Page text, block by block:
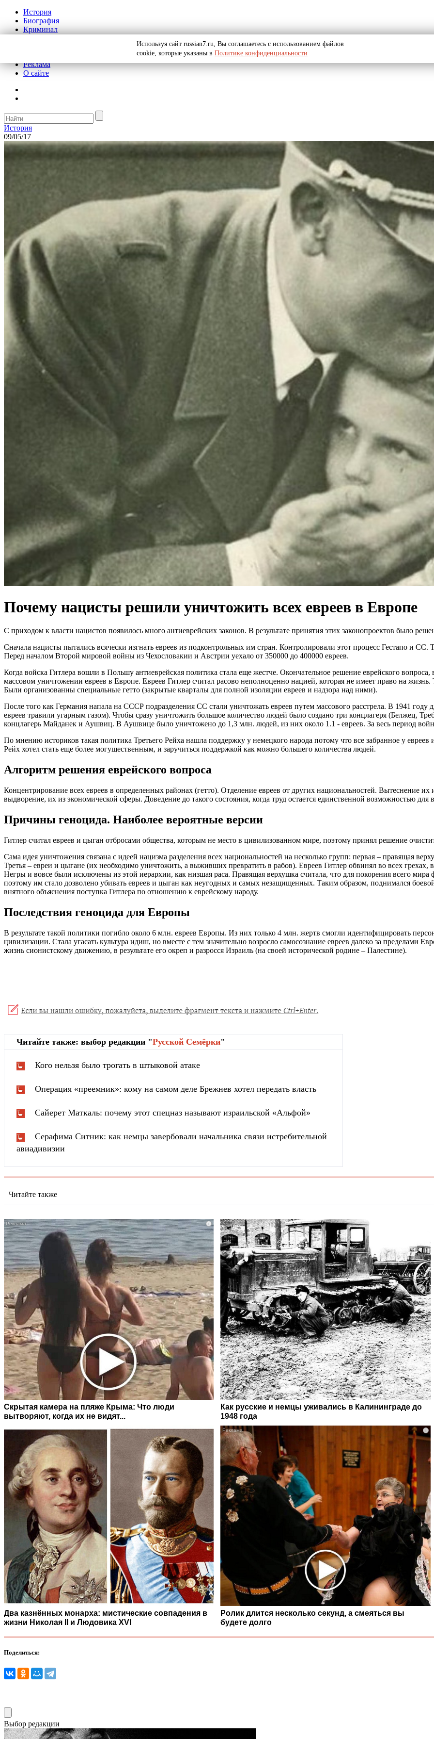
История
Биография
Криминал
Реклама
О сайте
История
09/05/17
Почему нацисты решили уничтожить всех евреев в Европе
С приходом к власти нацистов появилось много антиеврейских законов. В результате принятия этих законопроектов было
Сначала нацисты пытались всячески изгнать евреев из подконтрольных им стран. Контролировали этот процесс Гестапо и
Перед началом Второй мировой войны из Чехословакии и Австрии уехало от 350000 до 400000 евреев.
Когда войска Гитлера вошли в Польшу антиеврейская политика стала еще жестче. Окончательное решение еврейского
массовом уничтожении евреев в Европе. Евреев Гитлер считал расово неполноценно нацией, которая не имеет право на жизнь.
Были организованны специальные гетто (закрытые кварталы для полной изоляции евреев и надзора над ними).
После того как Германия напала на СССР подразделения СС стали уничтожать евреев путем массового расстрела. В 1941 году
евреев травили угарным газом). Чтобы сразу уничтожить большое количество людей было создано три концлагеря (Белжец,
концлагерь Майданек и Аушвиц. В Аушвице было уничтожено до 1,3 млн. людей, из них около 1.1 - евреев. За весь период
По мнению историков такая политика Третьего Рейха нашла поддержку у немецкого народа потому что все забранное у
Рейх хотел стать еще более могущественным, и заручиться поддержкой как можно большего количества людей.
Алгоритм решения еврейского вопроса
Концентрирование всех евреев в определенных районах (гетто). Отделение евреев от других национальностей. Вытеснение
выдворение, их из экономической сферы. Доведение до такого состояния, когда труд остается единственной возможностью
Причины геноцида. Наиболее вероятные версии
Гитлер считал евреев и цыган отбросами общества, которым не место в цивилизованном мире, поэтому принял решение
Сама идея уничтожения связана с идеей нацизма разделения всех национальностей на несколько групп: первая – правящая
Третья – евреи и цыгане (их необходимо уничтожить, а выживших превратить в рабов). Евреев Гитлер обвинял во всех
Негры и вовсе были исключены из этой иерархии, как низшая раса. Правящая верхушка считала, что для покорения всего
поэтому им стало дозволено убивать евреев и цыган как неугодных и самых незащищенных. Таким образом, поднимался
внятного объяснения поступка Гитлера по отношению к еврейскому народу.
Последствия геноцида для Европы
В результате такой политики погибло около 6 млн. евреев Европы. Из них только 4 млн. жертв смогли идентифицировать
цивилизации. Стала угасать культура идиш, но вместе с тем значительно возросло самосознание евреев далеко за пределами
жизнь сионистскому движению, в результате его окреп и разросся Израиль (на своей исторической родине – Палестине).
Читайте также: выбор редакции "Русской Cемёрки"
Кого нельзя было трогать в штыковой атаке
Операция «преемник»: кому на самом деле Брежнев хотел передать власть
Сайерет Маткаль: почему этот спецназ называют израильской «Альфой»
Серафима Ситник: как немцы завербовали начальника связи истребительной
авиадивизии
Читайте также
i
Скрытая камера на пляже Крыма: Что люди
вытворяют, когда их не видят...
Как русские и немцы уживались в Калининграде до
1948 года
Два казнённых монарха: мистические совпадения в
жизни Николая II и Людовика XVI
i
Ролик длится несколько секунд, а смеяться вы
будете долго
Поделиться:
Выбор редакции
Используя сайт russian7.ru, Вы соглашаетесь с использованием файлов
cookie, которые указаны в Политике конфиденциальности